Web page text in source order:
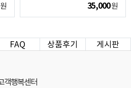
원 35,000원
FAQ 상품후기 게시판
객행복센터